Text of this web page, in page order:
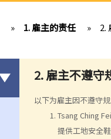
» 1. 雇主的责任 » 2.
2. 雇主不遵守
以下为雇主因不遵守
Tsang Ching
提供工地安全